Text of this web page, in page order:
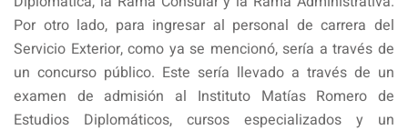
Por otro lado, para ingresar al personal de carrera del
Servicio Exterior, como ya se mencionó, sería a través de
un concurso público. Este sería llevado a través de un
examen de admisión al Instituto Matías Romero de
Estudios Diplomáticos, cursos especializados y un